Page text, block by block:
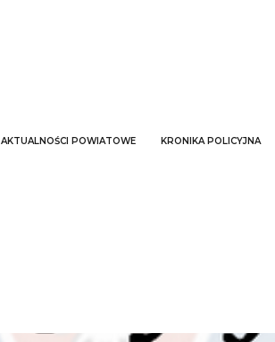
AKTUALNOŚCI POWIATOWE KRONIKA POLICYJNA